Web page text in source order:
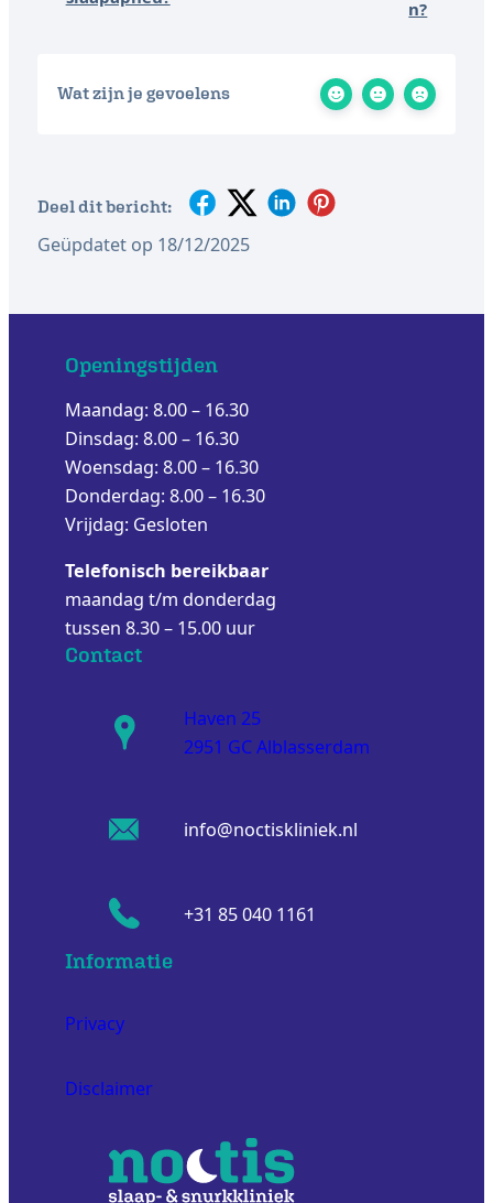
n?
Wat zijn je gevoelens
Deel dit bericht:
Geüpdatet op 18/12/2025
Openingstijden
Maandag: 8.00 – 16.30
Dinsdag: 8.00 – 16.30
Woensdag: 8.00 – 16.30
Donderdag: 8.00 – 16.30
Vrijdag: Gesloten
Telefonisch bereikbaar
maandag t/m donderdag
tussen 8.30 – 15.00 uur
Contact
Haven 25
2951 GC Alblasserdam
info@noctiskliniek.nl
+31 85 040 1161
Informatie
Privacy
Disclaimer